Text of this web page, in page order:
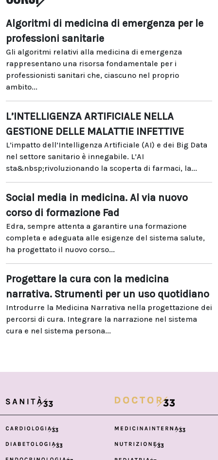
Algoritmi di medicina di emergenza per le
professioni sanitarie
Gli algoritmi relativi alla medicina di emergenza
rappresentano una risorsa fondamentale per i
professionisti sanitari che, ciascuno nel proprio
ambito...
L’INTELLIGENZA ARTIFICIALE NELLA
GESTIONE DELLE MALATTIE INFETTIVE
L’impatto dell’Intelligenza Artificiale (AI) e dei Big Data
nel settore sanitario è innegabile. L’AI
sta&nbsp;rivoluzionando la scoperta di farmaci, la...
Social media in medicina. Al via nuovo
corso di formazione Fad
Edra, sempre attenta a garantire una formazione
completa e adeguata alle esigenze del sistema salute,
ha progettato il nuovo corso...
Progettare la cura con la medicina
narrativa. Strumenti per un uso quotidiano
Introdurre la Medicina Narrativa nella progettazione dei
percorsi di cura. Integrare la narrazione nel sistema
cura e nel sistema persona...